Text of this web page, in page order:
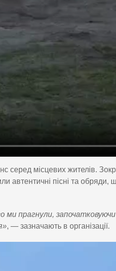
серед місцевих жителів.
автентичні пісні та обряди,
ми прагнули,
, — зазначають в організації.